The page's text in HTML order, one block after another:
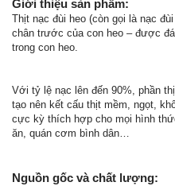
Giới thiệu sản phẩm:
Thịt nạc đùi heo (còn gọi là nạc
chân trước của con heo – được
trong con heo.
Với tỷ lệ nạc lên đến 90%, phần
tạo nên kết cấu thịt mềm, ngọt,
cực kỳ thích hợp cho mọi hình
ăn, quán cơm bình dân…
Nguồn gốc và chất lượng: